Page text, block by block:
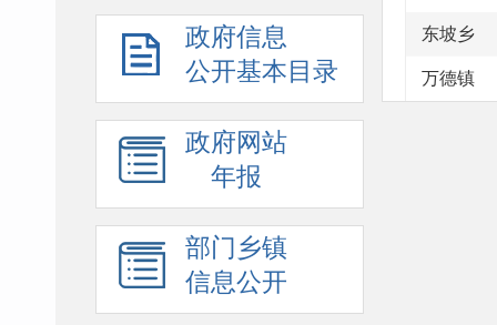
政府信息
公开基本目录
政府网站
年报
部门乡镇
信息公开
东坡乡
万德镇